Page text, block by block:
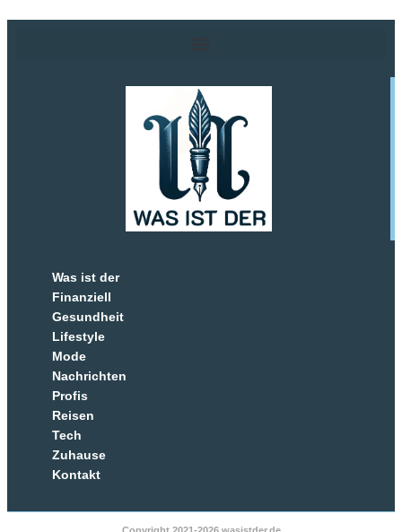
Was ist der
Finanziell
Gesundheit
Lifestyle
Mode
Nachrichten
Profis
Reisen
Tech
Zuhause
Kontakt